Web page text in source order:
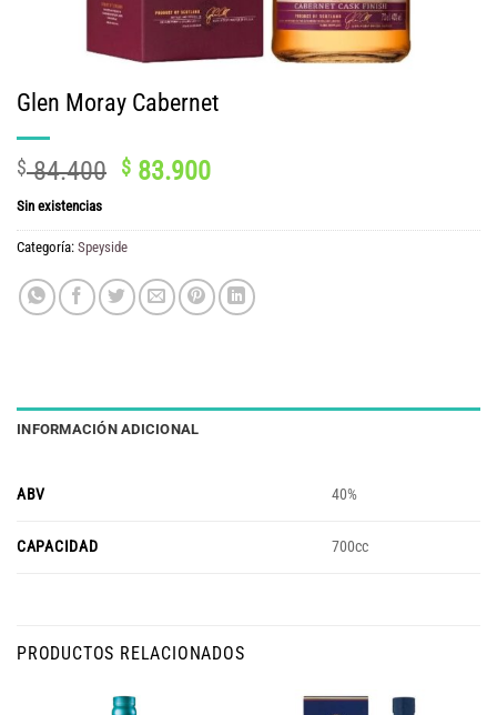
Glen Moray Cabernet
$84.400 El
original
era:
$ 84.400.
$ 83.900El
actual
$ 83.900.
Sin existencias
Categoría: Speyside
INFORMACIÓN ADICIONAL
ABV 40%
CAPACIDAD 700cc
PRODUCTOS RELACIONADOS